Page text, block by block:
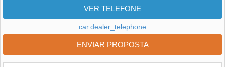
VER TELEFONE
car.dealer_telephone
ENVIAR PROPOSTA